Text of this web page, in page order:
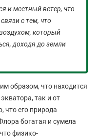
и местный ветер, что
с тем, что
который
доходя до земли
образом, что находится
так и от
что его природа
богатая и сумела
физико-